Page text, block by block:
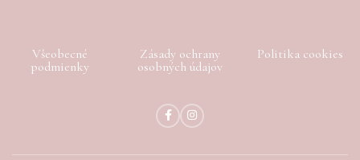
Všeobecné
podmienky
Zásady ochrany
osobných údajov
Politika cookies